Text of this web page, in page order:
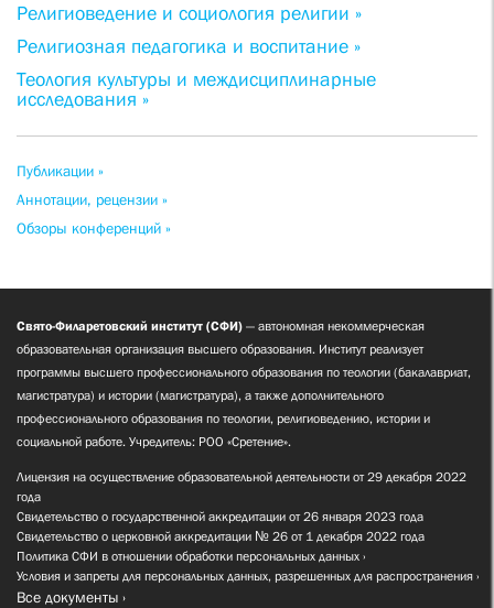
Религиоведение и социология религии »
Религиозная педагогика и воспитание »
Теология культуры и междисциплинарные
исследования »
Публикации »
Аннотации, рецензии »
Обзоры конференций »
Свято-Филаретовский институт (СФИ) — автономная некоммерческая
образовательная организация высшего образования. Институт реализует
программы высшего профессионального образования по теологии (бакалавриат,
магистратура) и истории (магистратура), а также дополнительного
профессионального образования по теологии, религиоведению, истории и
социальной работе. Учредитель: РОО «Сретение».
Лицензия на осуществление образовательной деятельности от 29 декабря 2022
года
Свидетельство о государственной аккредитации от 26 января 2023 года
Свидетельство о церковной аккредитации № 26 от 1 декабря 2022 года
Политика СФИ в отношении обработки персональных данных
Условия и запреты для персональных данных, разрешенных для распространения
Все документы